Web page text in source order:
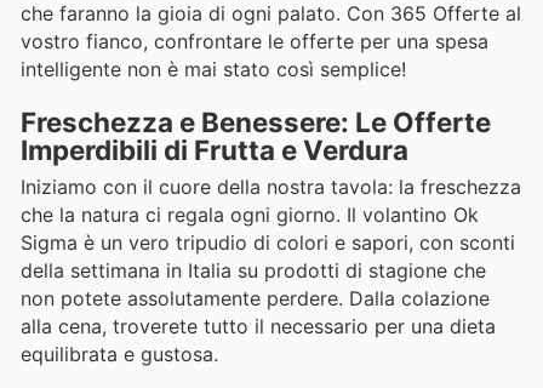
che faranno la gioia di ogni palato. Con 365 Offerte al
vostro fianco, confrontare le offerte per una spesa
intelligente non è mai stato così semplice!
Freschezza e Benessere: Le Offerte
Imperdibili di Frutta e Verdura
Iniziamo con il cuore della nostra tavola: la freschezza
che la natura ci regala ogni giorno. Il volantino Ok
Sigma è un vero tripudio di colori e sapori, con sconti
della settimana in Italia su prodotti di stagione che
non potete assolutamente perdere. Dalla colazione
alla cena, troverete tutto il necessario per una dieta
equilibrata e gustosa.